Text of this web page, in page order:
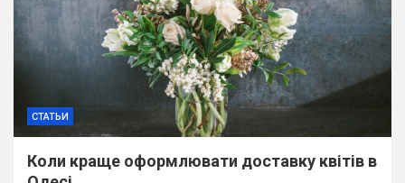
СТАТЬИ
Коли краще оформлювати доставку квітів в